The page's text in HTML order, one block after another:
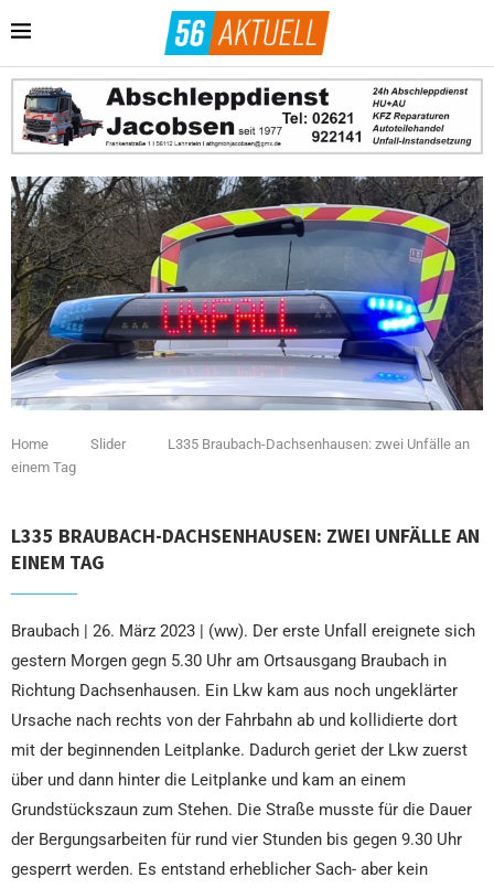
Home Slider
L335 Braubach-Dachsenhausen: zwei Unfälle an
einem Tag
L335 BRAUBACH-DACHSENHAUSEN: ZWEI UNFÄLLE AN
EINEM TAG
Braubach | 26. März 2023 | (ww). Der erste Unfall ereignete sich
gestern Morgen gegn 5.30 Uhr am Ortsausgang Braubach in
Richtung Dachsenhausen. Ein Lkw kam aus noch ungeklärter
Ursache nach rechts von der Fahrbahn ab und kollidierte dort
mit der beginnenden Leitplanke. Dadurch geriet der Lkw zuerst
über und dann hinter die Leitplanke und kam an einem
Grundstückszaun zum Stehen. Die Straße musste für die Dauer
der Bergungsarbeiten für rund vier Stunden bis gegen 9.30 Uhr
gesperrt werden. Es entstand erheblicher Sach- aber kein